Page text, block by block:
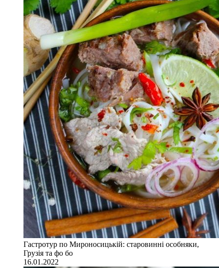
Гастротур по Мироносицькій: старовинні особняки,
Грузія та фо бо
16.01.2022